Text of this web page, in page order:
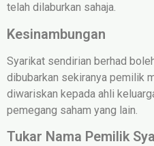
telah dilaburkan sahaja.
Kesinambungan
Syarikat sendirian berhad
dibubarkan sekiranya pemilik
diwariskan kepada ahli
pemegang saham yang lain.
Tukar Nama Pemilik